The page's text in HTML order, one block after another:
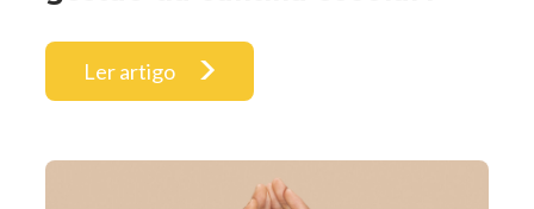
Ler artigo